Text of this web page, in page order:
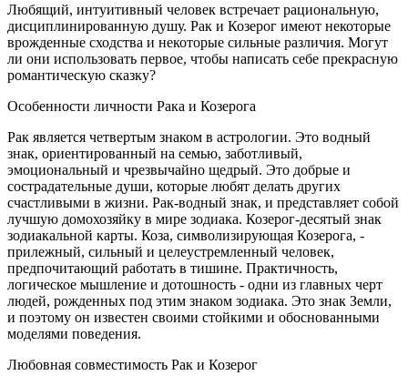
Любящий, интуитивный человек встречает рациональную,
дисциплинированную душу. Рак и Козерог имеют некоторые
врожденные сходства и некоторые сильные различия. Могут
ли они использовать первое, чтобы написать себе прекрасную
романтическую сказку?
Особенности личности Рака и Козерога
Рак является четвертым знаком в астрологии. Это водный
знак, ориентированный на семью, заботливый,
эмоциональный и чрезвычайно щедрый. Это добрые и
сострадательные души, которые любят делать других
счастливыми в жизни. Рак-водный знак, и представляет собой
лучшую домохозяйку в мире зодиака. Козерог-десятый знак
зодиакальной карты. Коза, символизирующая Козерога, -
прилежный, сильный и целеустремленный человек,
предпочитающий работать в тишине. Практичность,
логическое мышление и дотошность - одни из главных черт
людей, рожденных под этим знаком зодиака. Это знак Земли,
и поэтому он известен своими стойкими и обоснованными
моделями поведения.
Любовная совместимость Рак и Козерог